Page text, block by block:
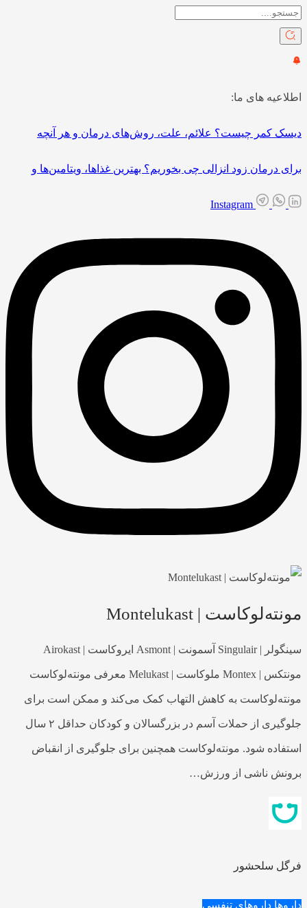
اطلاعیه های ما:
دیسک کمر چیست؟ علائم، علت، روش‌های درمان و هر آنچه
برای درمان زود انزالی چی بخوریم؟ بهترین غذاها، ویتامین‌ها و
Instagram
مونته‌لوکاست | Montelukast
سینگولر | Singulair آسمونت | Asmont ایروکاست | Airokast
مونتکس | Montex ملوکاست | Melukast معرفی مونته‌لوکاست
مونته‌لوکاست به کاهش التهاب کمک می‌کند و ممکن است برای
جلوگیری از حملات آسم در بزرگسالان و کودکان حداقل ۲ سال
استفاده شود. مونته‌لوکاست همچنین برای جلوگیری از انقباض
برونش ناشی از ورزش…
فرگل سلحشور
داروها داروهای تنفسی